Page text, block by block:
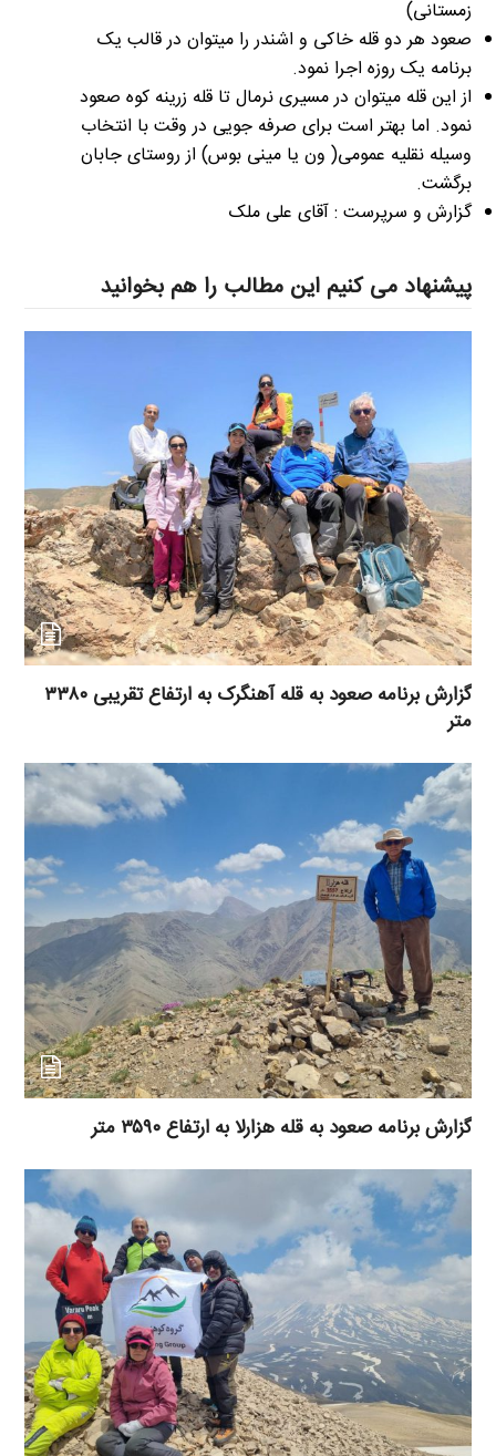
زمستانی)
صعود هر دو قله خاکی و اشندر را میتوان در قالب یک
برنامه یک روزه اجرا نمود.
از این قله میتوان در مسیری نرمال تا قله زرینه کوه صعود
نمود. اما بهتر است برای صرفه جویی در وقت با انتخاب
وسیله نقلیه عمومی( ون یا مینی بوس) از روستای جابان
برگشت.
گزارش و سرپرست : آقای علی ملک
پیشنهاد می کنیم این مطالب را هم بخوانید
گزارش برنامه صعود به قله آهنگرک به ارتفاع تقریبی ۳۳۸۰
متر
گزارش برنامه صعود به قله هزارلا به ارتفاع ۳۵۹۰ متر